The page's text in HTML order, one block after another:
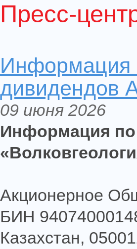
Пресс-
Информация
дивидендов
09 июня 2026
Информация
Акционерное
БИН
Казахстан,